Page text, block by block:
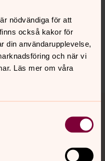
nödvändiga för att
också kakor för
din användarupplevelse,
och när vi
Läs mer om våra
på sidans